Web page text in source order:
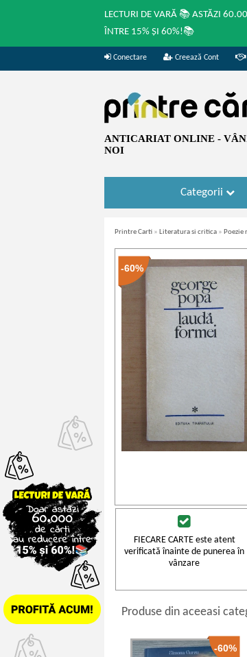
LECTURI DE VARĂ 📚 ASTĂZI
ÎNTRE 15% ȘI 60%!📚
Conectare Creează Cont
ANTICARIAT ONLINE -
NOI
Categorii
Printre Carti » Literatura si critica » Poezie
-60%
FIECARE CARTE este atent
verificată înainte de punerea în
vânzare
Produse din aceeasi
-60%